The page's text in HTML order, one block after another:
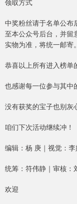
领取方式
中奖粉丝请于名单公布
至本公众号后台，并留
实物为准，将统一邮寄。
恭喜以上所有进入榜单
也感谢每一位参与其中
没有获奖的宝子也别灰
咱们下次活动继续冲！
编辑：杨 庚｜视觉：
统筹：符伟静｜审核：
欢迎